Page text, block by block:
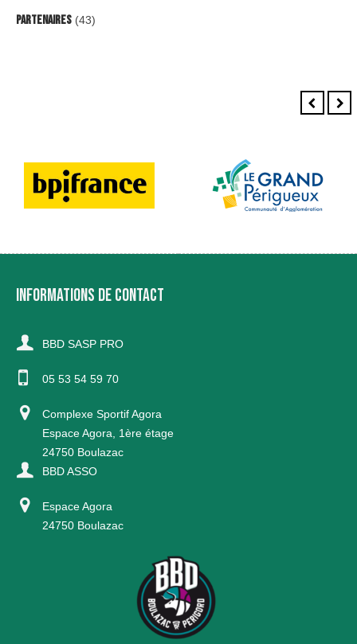
Partenaires (43)
INFORMATIONS DE CONTACT
BBD SASP PRO
05 53 54 59 70
Complexe Sportif Agora
Espace Agora, 1ère étage
24750 Boulazac
BBD ASSO
Espace Agora
24750 Boulazac